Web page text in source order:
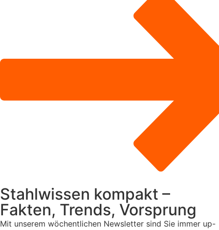
Stahlwissen kompakt –
Fakten, Trends, Vorsprung
Mit unserem wöchentlichen Newsletter sind Sie immer up-